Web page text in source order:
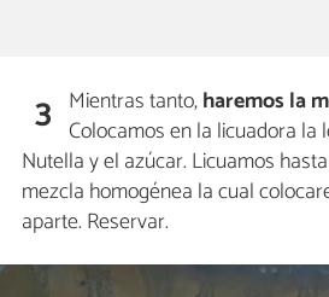
3 Mientras tanto,haremos la
Colocamos en la licuadora la
Nutella y el azúcar. Licuamos
mezcla homogénea la cual
aparte. Reservar.